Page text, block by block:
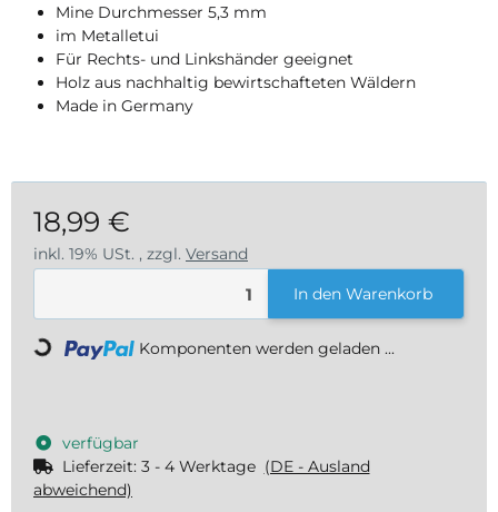
Mine Durchmesser 5,3 mm
im Metalletui
Für Rechts- und Linkshänder geeignet
Holz aus nachhaltig bewirtschafteten Wäldern
Made in Germany
18,99 €
inkl. 19% USt. , zzgl. Versand
In den Warenkorb
Loading... Komponenten werden geladen ...
verfügbar
Lieferzeit: 3 - 4 Werktage (DE - Ausland
abweichend)